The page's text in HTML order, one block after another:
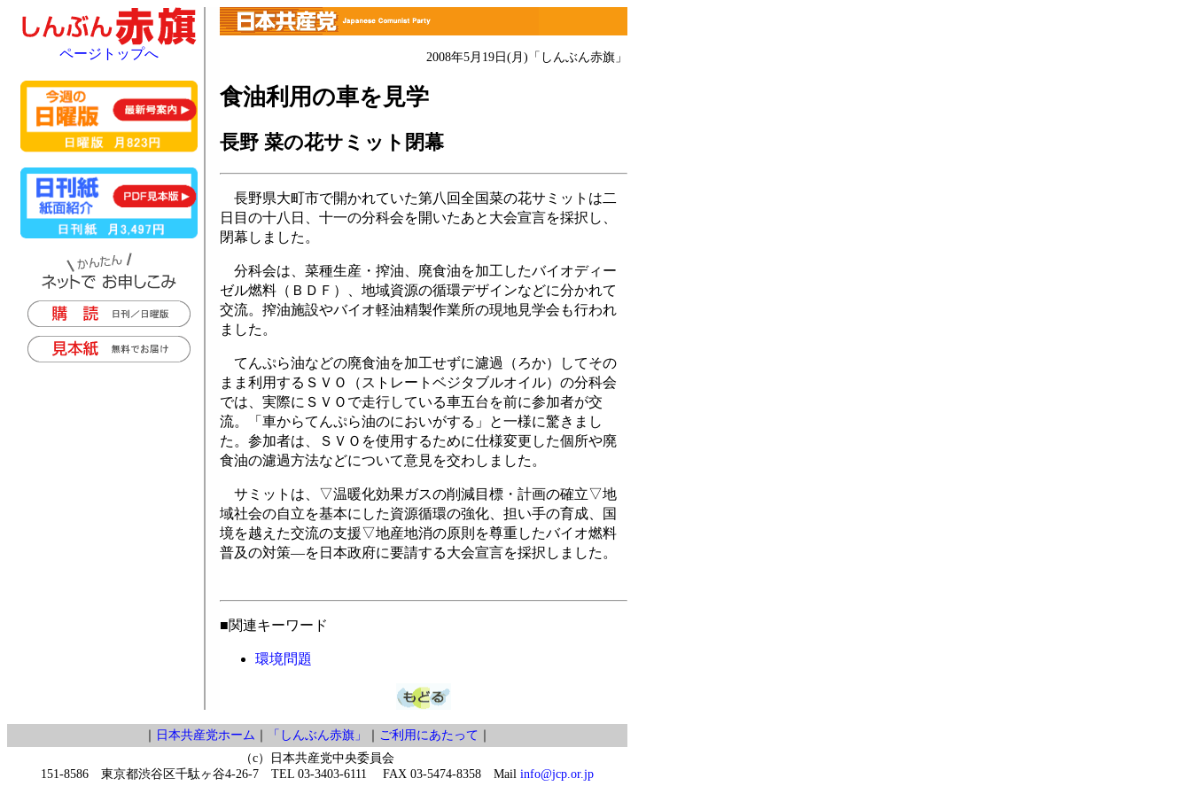
2008年5月19日(月) 「しんぶん赤旗」
食油利用の車を見学
長野 菜の花サミット閉幕
長野県大町市で開かれていた第八回全国菜の花サミットは二
日目の十八日、十一の分科会を開いたあと大会宣言を採択し、
閉幕しました。
分科会は、菜種生産・搾油、廃食油を加工したバイオディー
ゼル燃料（ＢＤＦ）、地域資源の循環デザインなどに分かれて
交流。搾油施設やバイオ軽油精製作業所の現地見学会も行われ
ました。
てんぷら油などの廃食油を加工せずに濾過（ろか）してその
まま利用するＳＶＯ（ストレートベジタブルオイル）の分科会
では、実際にＳＶＯで走行している車五台を前に参加者が交
流。「車からてんぷら油のにおいがする」と一様に驚きまし
た。参加者は、ＳＶＯを使用するために仕様変更した個所や廃
食油の濾過方法などについて意見を交わしました。
サミットは、▽温暖化効果ガスの削減目標・計画の確立▽地
域社会の自立を基本にした資源循環の強化、担い手の育成、国
境を越えた交流の支援▽地産地消の原則を尊重したバイオ燃料
普及の対策―を日本政府に要請する大会宣言を採択しました。
■関連キーワード
環境問題
ページトップへ
｜ 日本共産党ホーム ｜ 「しんぶん赤旗」 ｜ ご利用にあたって ｜
（c）日本共産党中央委員会
151-8586 東京都渋谷区千駄ヶ谷4-26-7 TEL 03-3403-6111 FAX 03-5474-8358 Mail info@jcp.or.jp